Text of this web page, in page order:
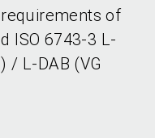
of
ISO 6743-3 L-
/ L-DAB (VG